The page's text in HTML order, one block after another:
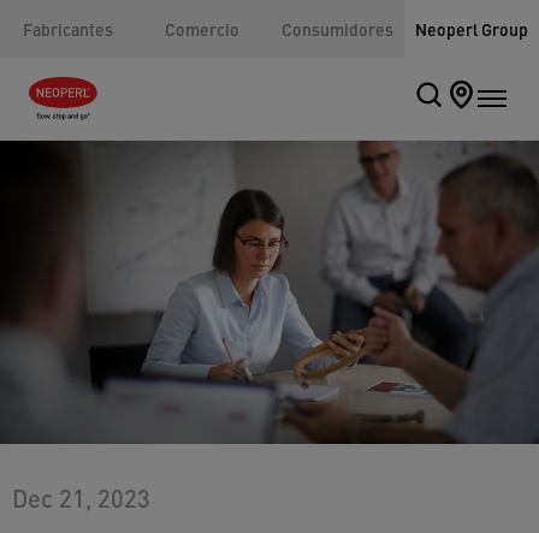
Fabricantes Comercio Consumidores Neoperl Group
Dec 21, 2023